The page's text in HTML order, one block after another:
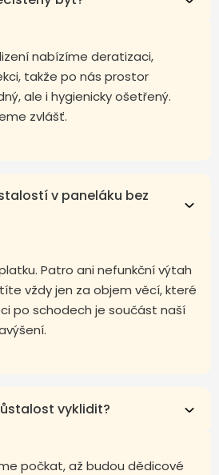
nabízíme deratizaci,
takže po nás prostor
ale i hygienicky ošetřený.
zvlášť.
v paneláku bez
Patro ani nefunkční výtah
vždy jen za objem věcí, které
po schodech je součást naší
vyklidit?
počkat, až budou dědicové